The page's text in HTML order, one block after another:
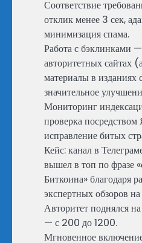
Соответствие
отклик менее 3 сек,
минимизация спама.
Работа с бэклинками
авторитетных сайтах
материалы в
значительное
Мониторинг
проверка
исправление битых
Кейс: канал в
вышел в топ по фразе
Биткоина» благодаря
экспертных обзоров
Авторитет поднялся
— с 200 до 1200.
Мгновенное